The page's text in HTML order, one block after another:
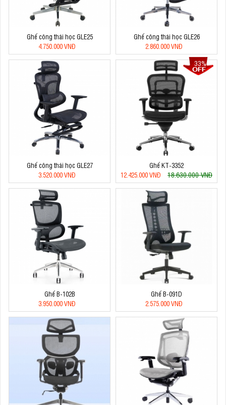
Ghế công thái học GLE25
4.750.000 VNĐ
Ghế công thái học GLE26
2.860.000 VNĐ
Ghế công thái học GLE27
3.520.000 VNĐ
33%
Ghế KT-3352
12.425.000 VNĐ
18.630.000 VNĐ
Ghế B-102B
3.950.000 VNĐ
Ghế B-091D
2.575.000 VNĐ